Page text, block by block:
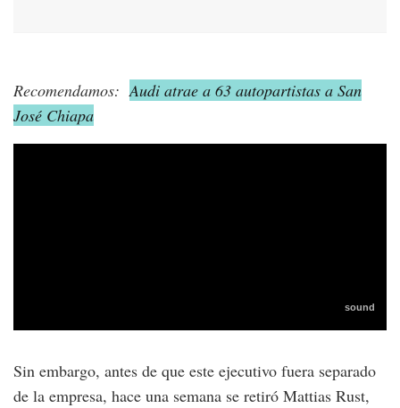
Recomendamos: Audi atrae a 63 autopartistas a San
José Chiapa
Sin embargo, antes de que este ejecutivo fuera separado
de la empresa, hace una semana se retiró Mattias Rust,